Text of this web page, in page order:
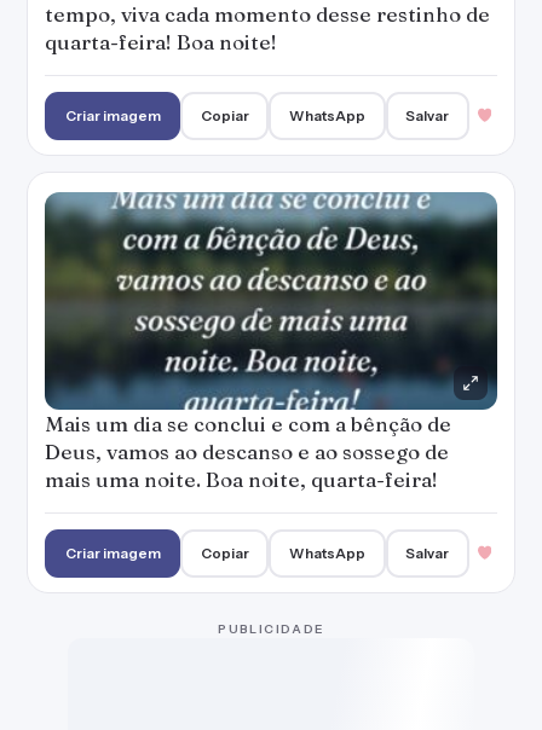
tempo, viva cada momento desse restinho de
quarta-feira! Boa noite!
Criar imagem Copiar WhatsApp Salvar
Mais um dia se conclui e com a bênção de
Deus, vamos ao descanso e ao sossego de
mais uma noite. Boa noite, quarta-feira!
Criar imagem Copiar WhatsApp Salvar
PUBLICIDADE